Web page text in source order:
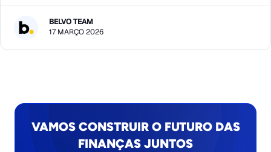
BELVO TEAM
17 MARÇO 2026
VAMOS CONSTRUIR O FUTURO DAS
FINANÇAS JUNTOS